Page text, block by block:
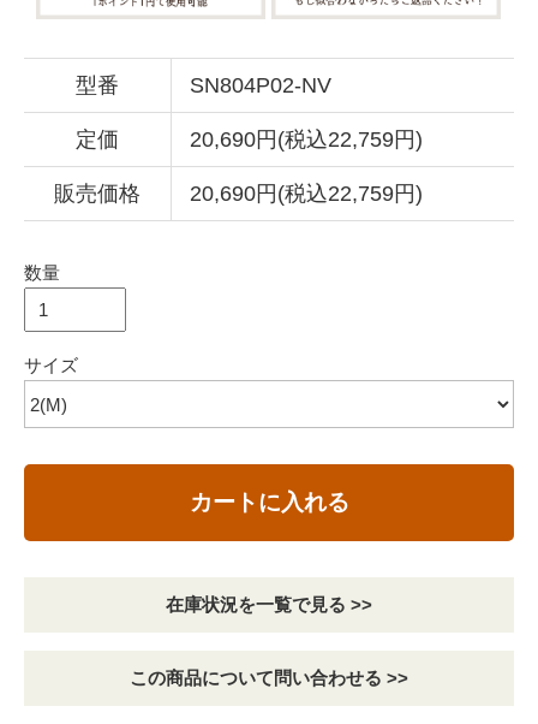
型番 SN804P02-NV
定価 20,690円(税込22,759円)
販売価格 20,690円(税込22,759円)
数量
サイズ
カートに入れる
在庫状況を一覧で見る >>
この商品について問い合わせる >>